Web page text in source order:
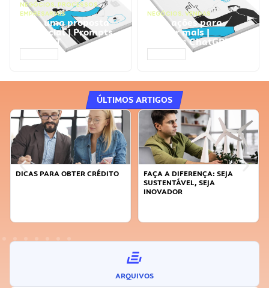
NEGÓCIOS, PROCESSOS
EMPRESARIAIS
Faça uma proposta
comercial | Prompts
ChatGPT
NEGÓCIOS, VENDAS
Faça ações para
vender mais |
Prompts ChatGPT
ÚLTIMOS ARTIGOS
DICAS PARA OBTER CRÉDITO
FAÇA A DIFERENÇA: SEJA
SUSTENTÁVEL, SEJA
INOVADOR
ARQUIVOS